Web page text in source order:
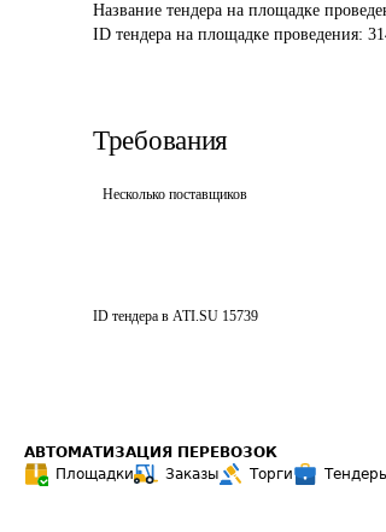
Название тендера на площадке
ID тендера на площадке проведения:
Требования
Несколько поставщиков
ID тендера в ATI.SU 15739
АВТОМАТИЗАЦИЯ ПЕРЕВОЗОК
Площадки
Заказы Торги